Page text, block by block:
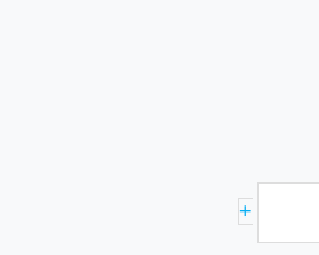
+